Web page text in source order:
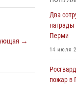
→
В
В
Два
награды
Перми
14 июля
пожар в